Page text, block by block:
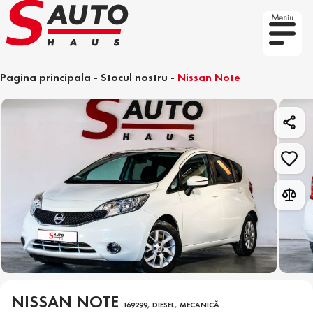
Meniu
Pagina principala - Stocul nostru - Nissan Note
NISSAN NOTE 169299, DIESEL, MECANICĂ